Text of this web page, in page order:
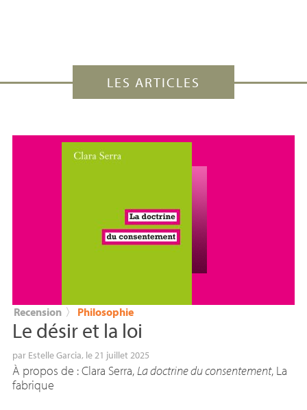
LES ARTICLES
Recension 〉 Philosophie
Le désir et la loi
par Estelle Garcia, le 21 juillet 2025
À propos de : Clara Serra,La doctrine du consentement, La
fabrique